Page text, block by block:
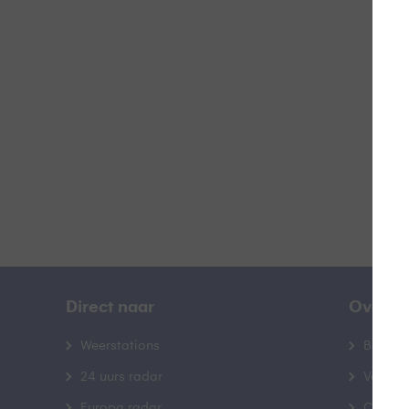
Direct naar
Weerstations
24 uurs radar
Over